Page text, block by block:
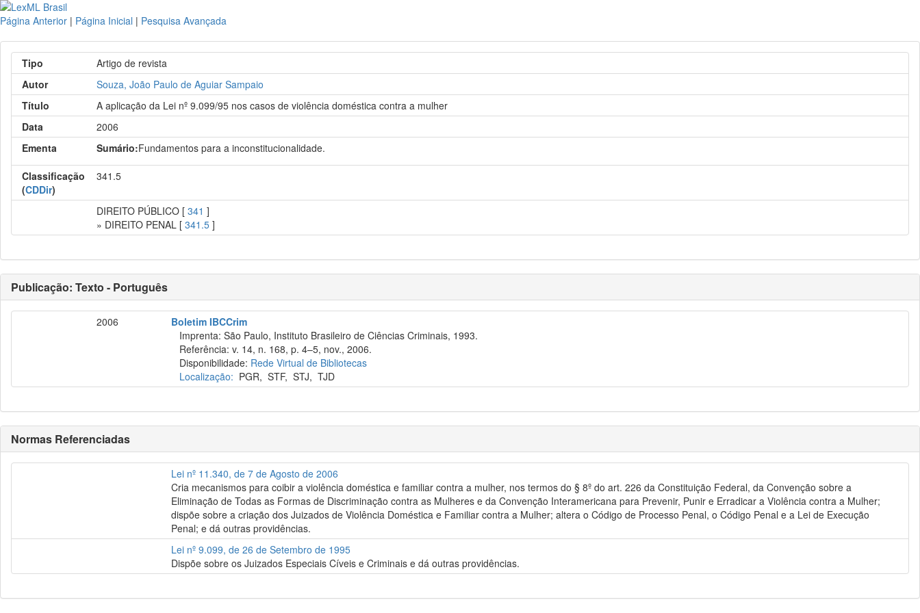
Página Anterior | Página Inicial | Pesquisa Avançada
Tipo
Artigo de revista
Autor
Souza, João Paulo de Aguiar Sampaio
Título
A aplicação da Lei nº 9.099/95 nos casos de violência doméstica contra a mulher
Data
2006
Ementa
Sumário:Fundamentos para a inconstitucionalidade.
Classificação
(CDDir)
341.5
DIREITO PÚBLICO [341 ]
» DIREITO PENAL [341.5 ]
Publicação: Texto - Português
2006
Boletim IBCCrim
Imprenta: São Paulo, Instituto Brasileiro de Ciências Criminais, 1993.
Referência: v. 14, n. 168, p. 4–5, nov., 2006.
Disponibilidade: Rede Virtual de Bibliotecas
Localização: PGR,STF,STJ,TJD
Normas Referenciadas
Lei nº 11.340, de 7 de Agosto de 2006
Cria mecanismos para coibir a violência doméstica e familiar contra a mulher, nos termos do § 8º do art. 226 da Constituição Federal, da Convenção sobre a
Eliminação de Todas as Formas de Discriminação contra as Mulheres e da Convenção Interamericana para Prevenir, Punir e Erradicar a Violência contra a Mulher;
dispõe sobre a criação dos Juizados de Violência Doméstica e Familiar contra a Mulher; altera o Código de Processo Penal, o Código Penal e a Lei de Execução
Penal; e dá outras providências.
Lei nº 9.099, de 26 de Setembro de 1995
Dispõe sobre os Juizados Especiais Cíveis e Criminais e dá outras providências.